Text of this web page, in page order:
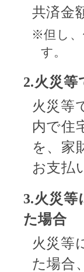
共済金
※但し、
す。
2.火災
火災等
内で住
を、家
お支払
3.火災
た場合
火災等
た場合